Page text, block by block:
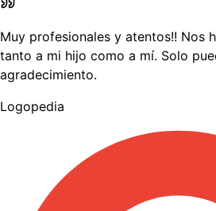
Muy profesionales y atentos!! Nos
tanto a mi hijo como a mí. Solo
agradecimiento.
Logopedia